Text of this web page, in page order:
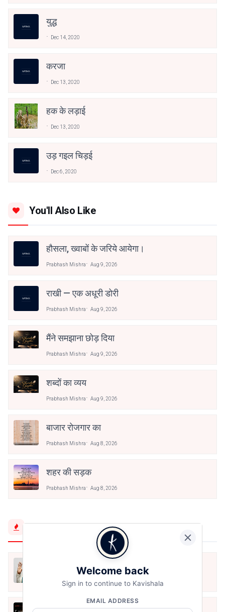
युद्ध
Dec 14, 2020
करजा
Dec 13, 2020
हक के लड़ाई
Dec 13, 2020
उड़ गइल चिड़ई
Dec 6, 2020
You'll Also Like
हौसला, ख्वाबों के जरिये आयेगा।
Prabhash Mishra Aug 9, 2026
राखी — एक अधूरी डोरी
Prabhash Mishra Aug 9, 2026
मैंने समझाना छोड़ दिया
Prabhash Mishra Aug 9, 2026
शब्दों का व्यय
Prabhash Mishra Aug 9, 2026
बाजार रोजगार का
Prabhash Mishra Aug 8, 2026
शहर की सड़क
Prabhash Mishra Aug 8, 2026
Trending Now
मैं शून्य पे सवार हूँ
Jun 16, 2020
अंतिम ऊँचाई - कुँवर नारायण | Stay Home
Welcome back
Sign in to continue to Kavishala
EMAIL ADDRESS